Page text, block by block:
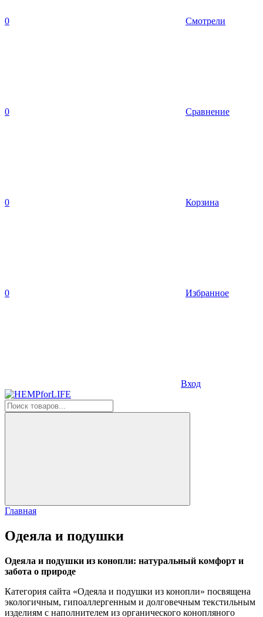
0 Смотрели
0 Сравнение
0 Корзина
0 Избранное
Вход
Главная
Одеяла и подушки
Одеяла и подушки из конопли: натуральный комфорт и
забота о природе
Категория сайта «Одеяла и подушки из конопли» посвящена
экологичным, гипоаллергенным и долговечным текстильным
изделиям с наполнителем из органического конопляного